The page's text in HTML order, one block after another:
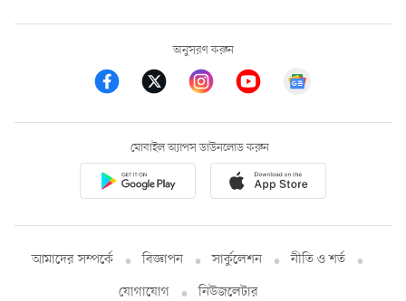
অনুসরণ করুন
মোবাইল অ্যাপস ডাউনলোড করুন
আমাদের সম্পর্কে বিজ্ঞাপন সার্কুলেশন
নীতি ও শর্ত
যোগাযোগ
নিউজলেটার